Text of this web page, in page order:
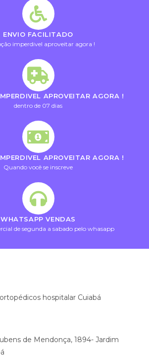
ENVIO FACILITADO
imperdivel aproveitar agora !
APROVEITAR AGORA !
dentro de 07 dias
APROVEITAR AGORA !
Quando você se inscreve
WHATSAPP VENDAS
de segunda a sabado pelo whasapp
hospitalar Cuiabá
de Mendonça, 1894- Jardim